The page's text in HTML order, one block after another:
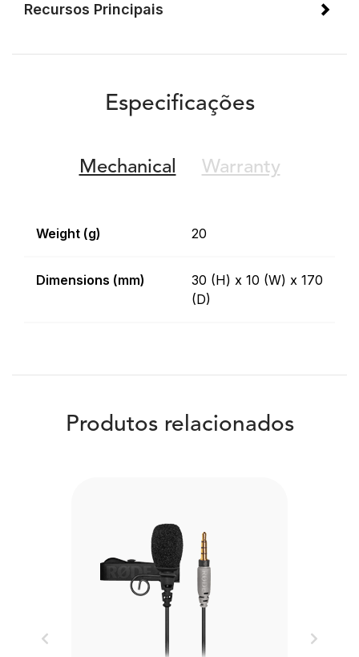
Recursos Principais
Especificações
Mechanical Warranty
Weight (g) 20
Dimensions (mm)
30 (H) x 10 (W) x 170
(D)
Produtos relacionados
Previous Next